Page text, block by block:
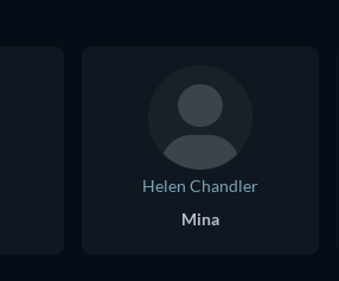
Helen Chandler
Mina